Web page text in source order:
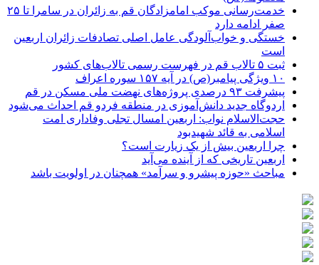
خدمت‌رسانی موکب امامزادگان قم به زائران در سامرا تا ۲۵
صفر ادامه دارد
خستگی و خواب‌آلودگی عامل اصلی تصادفات زائران اربعین
است
ثبت ۵ تالاب قم در فهرست رسمی تالاب‌های کشور
۱۰ ویژگی پیامبر(ص) در آیه ۱۵۷ سوره اعراف
پیشرفت ۹۳ درصدی پروژه‌های نهضت ملی مسکن در قم
اردوگاه جدید دانش‌آموزی در منطقه فردو قم احداث می‌شود
حجت‌الاسلام نواب: اربعین امسال تجلی وفاداری امت
اسلامی به قائد شهیدبود
چرا اربعین بیش از یک زیارت است؟
اربعین تاریخی که از آینده می‌آید
مباحث «حوزه پیشرو و سرآمد» همچنان در اولویت باشد